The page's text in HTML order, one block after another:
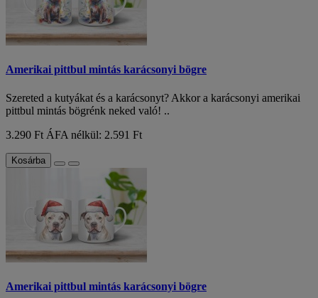
Amerikai pittbul mintás karácsonyi bögre
Szereted a kutyákat és a karácsonyt? Akkor a karácsonyi amerikai
pittbul mintás bögrénk neked való! ..
3.290 Ft ÁFA nélkül: 2.591 Ft
Kosárba
Amerikai pittbul mintás karácsonyi bögre